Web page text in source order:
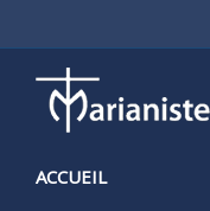
ACCUEIL